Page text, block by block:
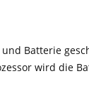
Batterie
wird die